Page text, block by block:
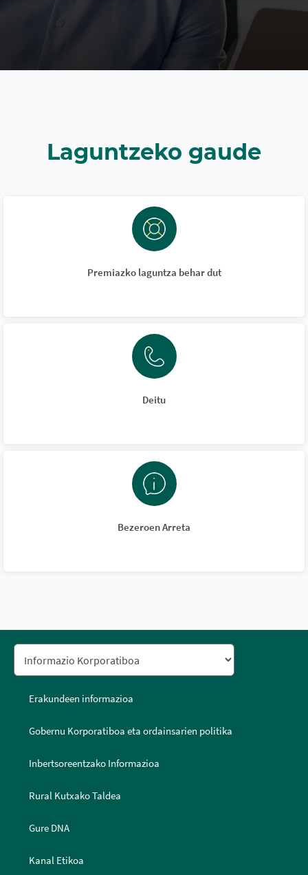
Laguntzeko gaude
Premiazko laguntza behar dut
Deitu
Bezeroen Arreta
Erakundeen informazioa
Gobernu Korporatiboa eta ordainsarien politika
Inbertsoreentzako Informazioa
Rural Kutxako Taldea
Gure DNA
Kanal Etikoa